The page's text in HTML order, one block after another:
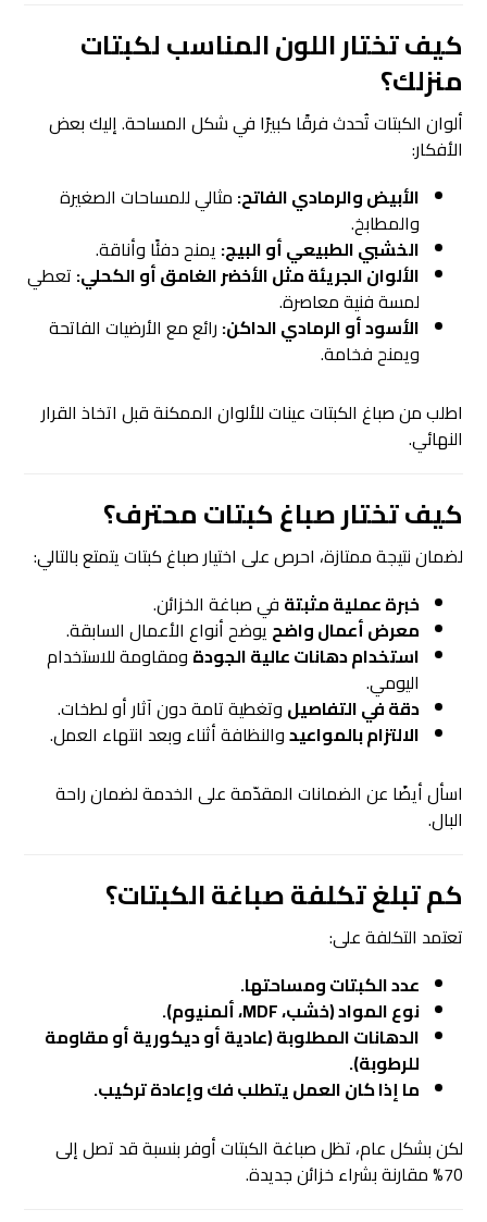
كيف تختار اللون المناسب لكبتات
منزلك؟
ألوان الكبتات تُحدث فرقًا كبيرًا في شكل المساحة. إليك بعض
الأفكار:
الأبيض والرمادي الفاتح: مثالي للمساحات الصغيرة
والمطابخ.
الخشبي الطبيعي أو البيج: يمنح دفئًا وأناقة.
الألوان الجريئة مثل الأخضر الغامق أو الكحلي: تعطي
لمسة فنية معاصرة.
الأسود أو الرمادي الداكن: رائع مع الأرضيات الفاتحة
ويمنح فخامة.
اطلب من صباغ الكبتات عينات للألوان الممكنة قبل اتخاذ القرار
النهائي.
كيف تختار صباغ كبتات محترف؟
لضمان نتيجة ممتازة، احرص على اختيار صباغ كبتات يتمتع بالتالي:
خبرة عملية مثبتة في صباغة الخزائن.
معرض أعمال واضح يوضح أنواع الأعمال السابقة.
استخدام دهانات عالية الجودة ومقاومة للاستخدام
اليومي.
دقة في التفاصيل وتغطية تامة دون آثار أو لطخات.
الالتزام بالمواعيدوالنظافة أثناء وبعد انتهاء العمل.
اسأل أيضًا عن الضمانات المقدّمة على الخدمة لضمان راحة
البال.
كم تبلغ تكلفة صباغة الكبتات؟
تعتمد التكلفة على:
عدد الكبتات ومساحتها.
نوع المواد (خشب، MDF، ألمنيوم).
الدهانات المطلوبة (عادية أو ديكورية أو مقاومة
للرطوبة).
ما إذا كان العمل يتطلب فك وإعادة تركيب.
لكن بشكل عام، تظل صباغة الكبتات أوفر بنسبة قد تصل إلى
70% مقارنة بشراء خزائن جديدة.